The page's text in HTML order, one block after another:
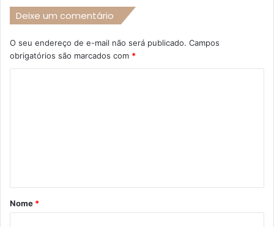
Deixe um comentário
O seu endereço de e-mail não será publicado. Campos
obrigatórios são marcados com *
á
r
Nome *